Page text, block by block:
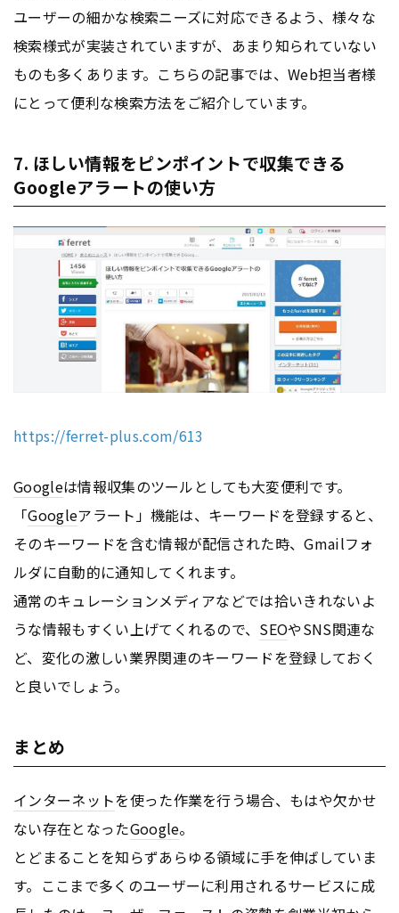
ユーザーの細かな検索ニーズに対応できるよう、様々な
検索様式が実装されていますが、あまり知られていない
ものも多くあります。こちらの記事では、Web担当者様
にとって便利な検索方法をご紹介しています。
7. ほしい情報をピンポイントで収集できる
Googleアラートの使い方
https://ferret-plus.com/613
Googleは情報収集のツールとしても大変便利です。
「Googleアラート」機能は、キーワードを登録すると、
そのキーワードを含む情報が配信された時、Gmailフォ
ルダに自動的に通知してくれます。
通常のキュレーションメディアなどでは拾いきれないよ
うな情報もすくい上げてくれるので、 SEOやSNS関連な
ど、変化の激しい業界関連のキーワードを登録しておく
と良いでしょう。
まとめ
インターネットを使った作業を行う場合、もはや欠かせ
ない存在となったGoogle。
とどまることを知らずあらゆる領域に手を伸ばしていま
す。ここまで多くのユーザーに利用されるサービスに成